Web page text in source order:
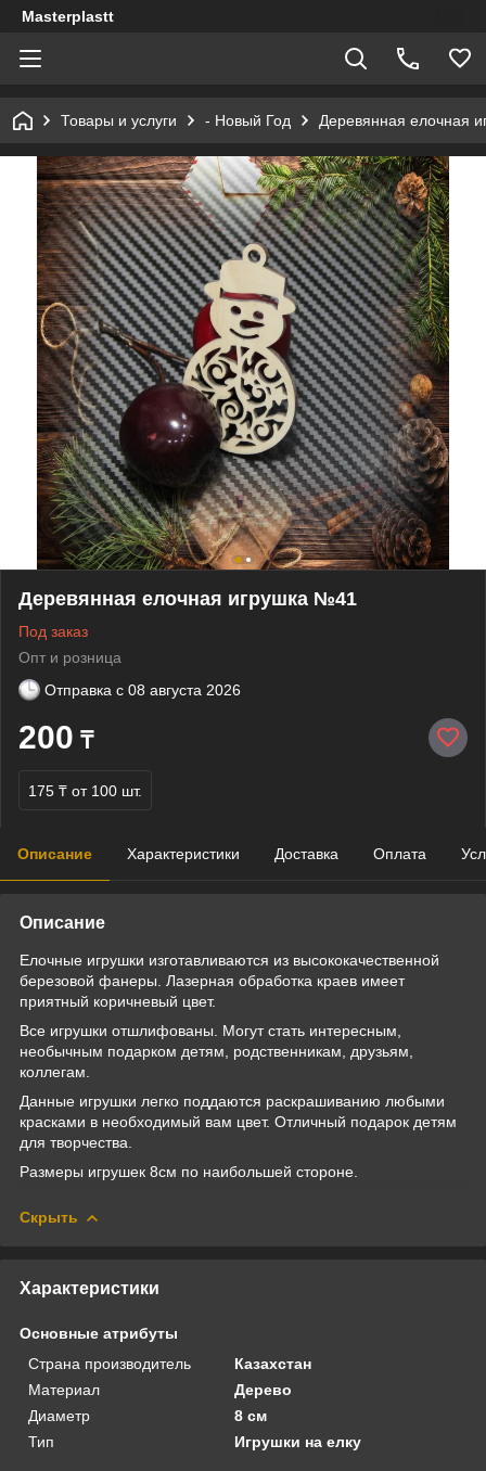
Masterplastt
Товары и услуги - Новый Год Деревянная елочная
Деревянная елочная игрушка №41
Под заказ
Опт и розница
Отправка с 08 августа 2026
200 ₸
175 ₸ от 100 шт.
Описание Характеристики Доставка Оплата
Описание
Елочные игрушки изготавливаются из высококачественной
березовой фанеры. Лазерная обработка краев имеет
приятный коричневый цвет.
Все игрушки отшлифованы. Могут стать интересным,
необычным подарком детям, родственникам, друзьям,
коллегам.
Данные игрушки легко поддаются раскрашиванию любыми
красками в необходимый вам цвет. Отличный подарок детям
для творчества.
Размеры игрушек 8см по наибольшей стороне.
Скрыть
Характеристики
Основные атрибуты
Страна производитель
Казахстан
Материал
Дерево
Диаметр
8 см
Тип
Игрушки на елку